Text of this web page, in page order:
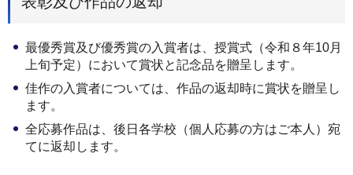
最優秀賞及び優秀賞の入賞者は、授賞式（令和８年10月
上旬予定）において賞状と記念品を贈呈します。
佳作の入賞者については、作品の返却時に賞状を贈呈し
ます。
全応募作品は、後日各学校（個人応募の方はご本人）宛
てに返却します。